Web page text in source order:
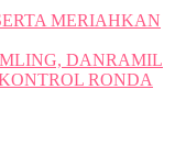
MERIAHKAN
DANRAMIL
RONDA